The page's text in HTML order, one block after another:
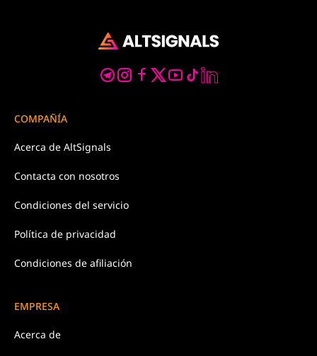
COMPAÑÍA
Acerca de AltSignals
Contacta con nosotros
Condiciones del servicio
Política de privacidad
Condiciones de afiliación
EMPRESA
Acerca de